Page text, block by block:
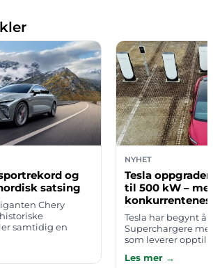
og
satsing
Chery
samtidig en
publisert torsdag
NYHET
Tesla
til 500 kW –
Tesla har begynt å
Superchargere
som leverer opptil
første stasjonen
Les mer →